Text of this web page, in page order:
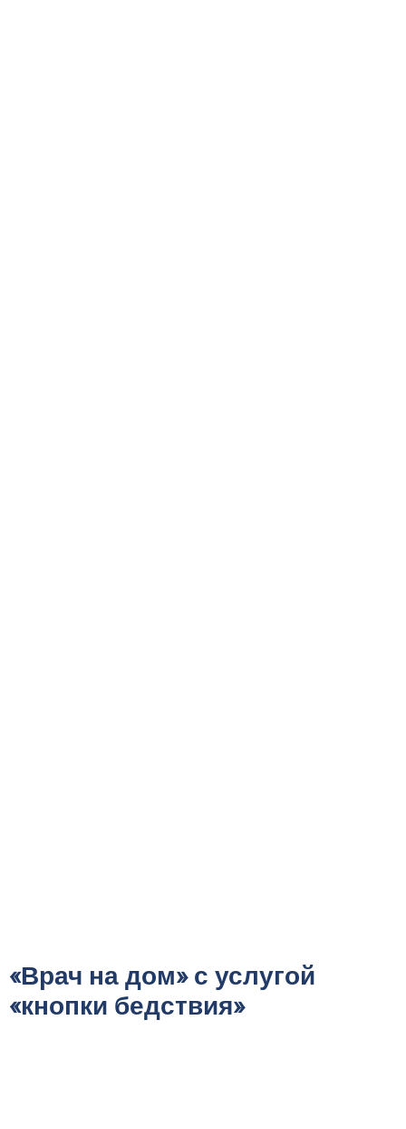
«Врач на дом» с услугой
«кнопки бедствия»